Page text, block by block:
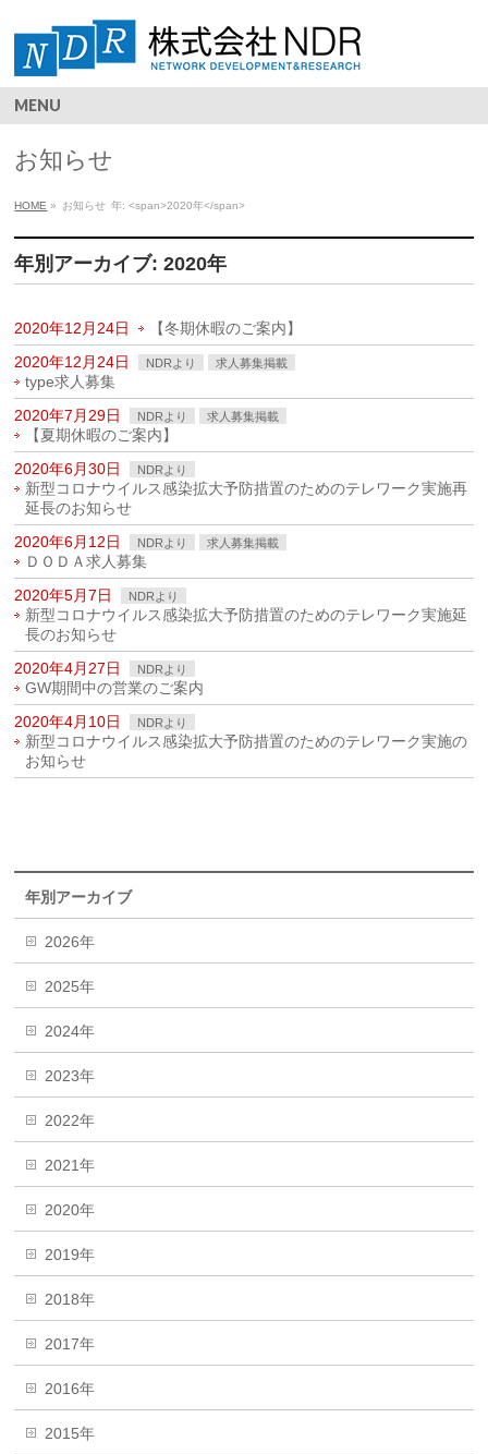
MENU
お知らせ
HOME » お知らせ 年: <span>2020年</span>
年別アーカイブ: 2020年
2020年12月24日
【冬期休暇のご案内】
2020年12月24日
NDRより 求人募集掲載
type求人募集
2020年7月29日
NDRより 求人募集掲載
【夏期休暇のご案内】
2020年6月30日
NDRより
新型コロナウイルス感染拡大予防措置のためのテレワーク実施再
延長のお知らせ
2020年6月12日
NDRより 求人募集掲載
ＤＯＤＡ求人募集
2020年5月7日
NDRより
新型コロナウイルス感染拡大予防措置のためのテレワーク実施延
長のお知らせ
2020年4月27日
NDRより
GW期間中の営業のご案内
2020年4月10日
NDRより
新型コロナウイルス感染拡大予防措置のためのテレワーク実施の
お知らせ
年別アーカイブ
2026年
2025年
2024年
2023年
2022年
2021年
2020年
2019年
2018年
2017年
2016年
2015年